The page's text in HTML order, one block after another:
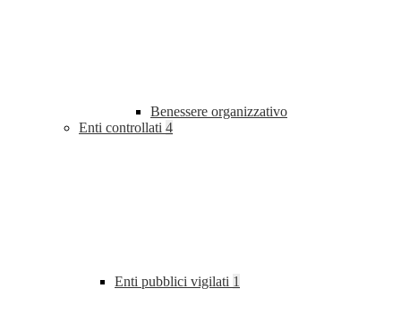
Benessere organizzativo
Enti controllati 4
Enti pubblici vigilati 1